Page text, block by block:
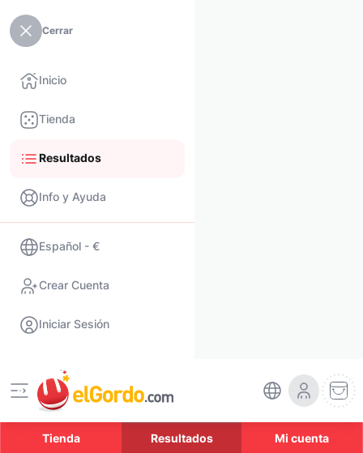
Cerrar
Inicio
Tienda
Resultados
Info y Ayuda
Español - €
Crear Cuenta
Iniciar Sesión
Tienda Resultados Mi cuenta